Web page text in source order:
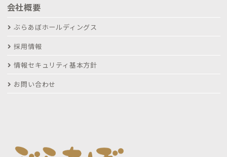
会社概要
ぶらあぼホールディングス
採用情報
情報セキュリティ基本方針
お問い合わせ